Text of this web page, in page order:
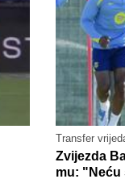
Transfer
Zvijezda
mu: "Neću